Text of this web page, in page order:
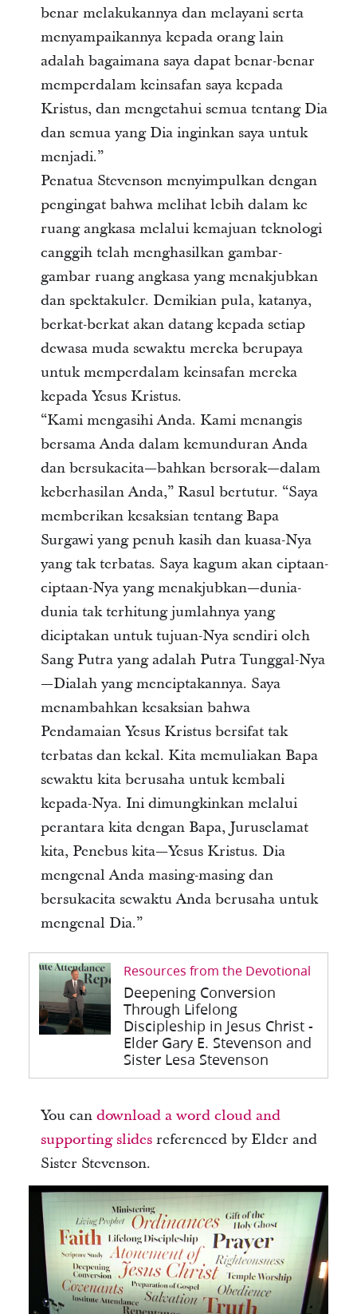
benar melakukannya dan melayani serta
menyampaikannya kepada orang lain
adalah bagaimana saya dapat benar-benar
memperdalam keinsafan saya kepada
Kristus, dan mengetahui semua tentang Dia
dan semua yang Dia inginkan saya untuk
menjadi.”
Penatua Stevenson menyimpulkan dengan
pengingat bahwa melihat lebih dalam ke
ruang angkasa melalui kemajuan teknologi
canggih telah menghasilkan gambar-
gambar ruang angkasa yang menakjubkan
dan spektakuler. Demikian pula, katanya,
berkat-berkat akan datang kepada setiap
dewasa muda sewaktu mereka berupaya
untuk memperdalam keinsafan mereka
kepada Yesus Kristus.
“Kami mengasihi Anda. Kami menangis
bersama Anda dalam kemunduran Anda
dan bersukacita—bahkan bersorak—dalam
keberhasilan Anda,” Rasul bertutur. “Saya
memberikan kesaksian tentang Bapa
Surgawi yang penuh kasih dan kuasa-Nya
yang tak terbatas. Saya kagum akan ciptaan-
ciptaan-Nya yang menakjubkan—dunia-
dunia tak terhitung jumlahnya yang
diciptakan untuk tujuan-Nya sendiri oleh
Sang Putra yang adalah Putra Tunggal-Nya
—Dialah yang menciptakannya. Saya
menambahkan kesaksian bahwa
Pendamaian Yesus Kristus bersifat tak
terbatas dan kekal. Kita memuliakan Bapa
sewaktu kita berusaha untuk kembali
kepada-Nya. Ini dimungkinkan melalui
perantara kita dengan Bapa, Juruselamat
kita, Penebus kita—Yesus Kristus. Dia
mengenal Anda masing-masing dan
bersukacita sewaktu Anda berusaha untuk
mengenal Dia.”
Resources from the Devotional
Deepening Conversion
Through Lifelong
Discipleship in Jesus Christ -
Elder Gary E. Stevenson and
Sister Lesa Stevenson
You can download a word cloud and
supporting slidesreferenced by Elder and
Sister Stevenson.